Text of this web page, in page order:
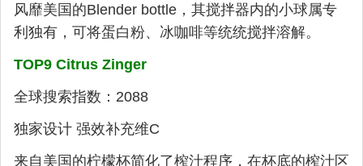
风靡美国的Blender bottle，其搅拌器内的小球属专
利独有，可将蛋白粉、冰咖啡等统统搅拌溶解。
TOP9 Citrus Zinger
全球搜索指数：2088
独家设计 强效补充维C
来自美国的柠檬杯简化了榨汁程序，在杯底的榨汁区